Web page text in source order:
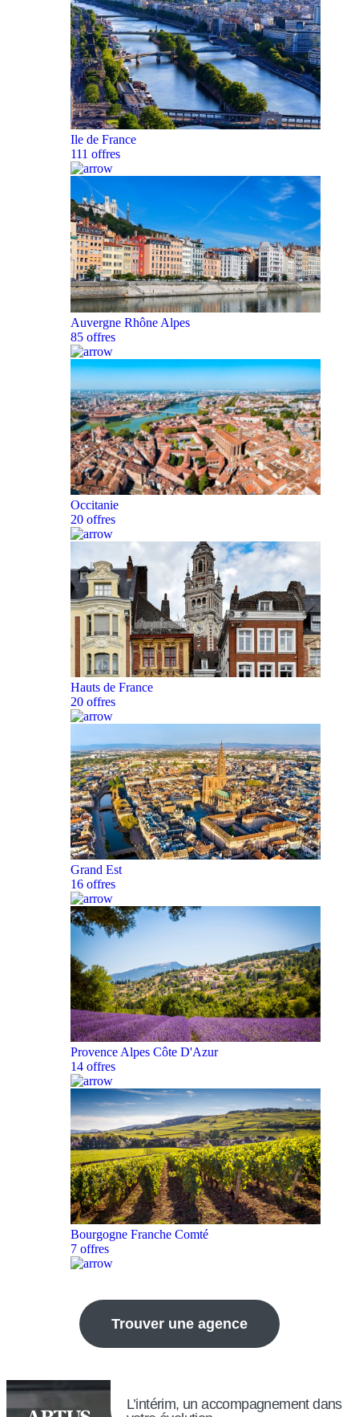
Ile de France
111 offres
Auvergne Rhône Alpes
85 offres
Occitanie
20 offres
Hauts de France
20 offres
Grand Est
16 offres
Provence Alpes Côte D'Azur
14 offres
Bourgogne Franche Comté
7 offres
Trouver une agence
L’intérim, un accompagnement dans